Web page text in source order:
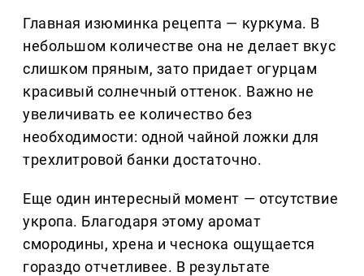
Главная изюминка рецепта — куркума. В
небольшом количестве она не делает вкус
слишком пряным, зато придает огурцам
красивый солнечный оттенок. Важно не
увеличивать ее количество без
необходимости: одной чайной ложки для
трехлитровой банки достаточно.
Еще один интересный момент — отсутствие
укропа. Благодаря этому аромат
смородины, хрена и чеснока ощущается
гораздо отчетливее. В результате